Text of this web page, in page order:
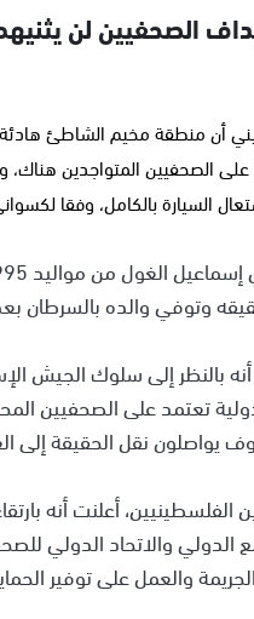
الصحفيين لن
أن منطقة مخيم الشاطئ
على الصحفيين المتواجدين
السيارة بالكامل، وفقا
وتوفي والده بالسرطان
بالنظر إلى سلوك الجيش
تعتمد على الصحفيين
يواصلون نقل الحقيقة إلى
الدولي والاتحاد الدولي
والعمل على توفير